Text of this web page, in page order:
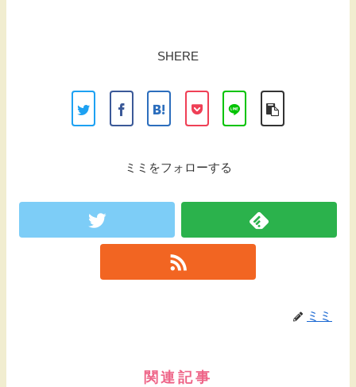
SHERE
ミミをフォローする
ミミ
関連記事